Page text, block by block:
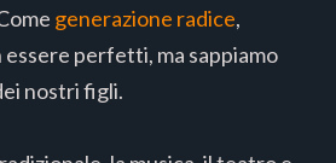
generazione radice,
essere perfetti, ma sappiamo
nostri figli.